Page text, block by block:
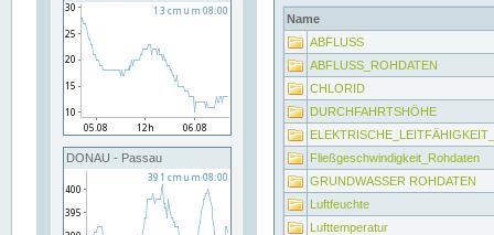
DONAU - Passau
Name
ABFLUSS
ABFLUSS_ROHDATEN
CHLORID
DURCHFAHRTSHÖHE
Fließgeschwindigkeit_Rohdaten
GRUNDWASSER ROHDATEN
Luftfeuchte
Lufttemperatur